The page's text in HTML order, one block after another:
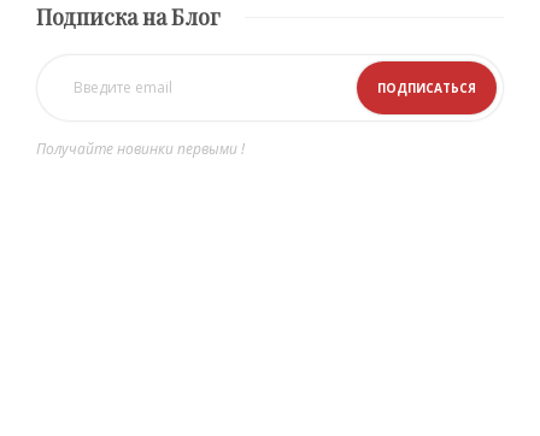
Подписка на Блог
Получайте новинки первыми !